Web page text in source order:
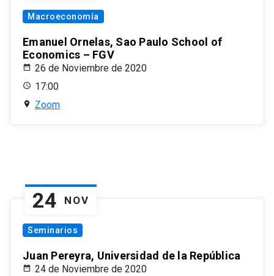
Macroeconomía
Emanuel Ornelas, Sao Paulo School of
Economics – FGV
26 de Noviembre de 2020
17:00
Zoom
24 NOV
Seminarios
Juan Pereyra, Universidad de la República
24 de Noviembre de 2020